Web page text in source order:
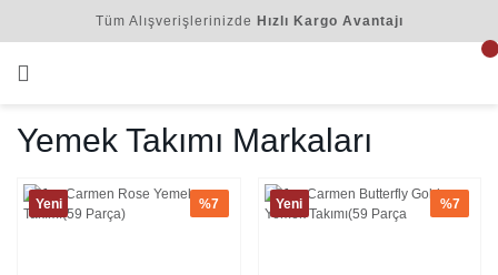
Tüm Alışverişlerinizde Hızlı Kargo Avantajı
Yemek Takımı Markaları
Yeni %7 Yeni %7